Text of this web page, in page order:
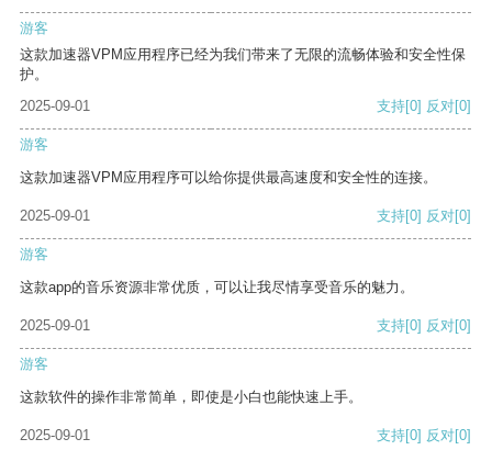
游客
这款加速器VPM应用程序已经为我们带来了无限的流畅体验和安全性保
护。
2025-09-01
支持[0] 反对[0]
游客
这款加速器VPM应用程序可以给你提供最高速度和安全性的连接。
2025-09-01 支持[0] 反对[0]
游客
这款app的音乐资源非常优质，可以让我尽情享受音乐的魅力。
2025-09-01 支持[0] 反对[0]
游客
这款软件的操作非常简单，即使是小白也能快速上手。
2025-09-01 支持[0] 反对[0]